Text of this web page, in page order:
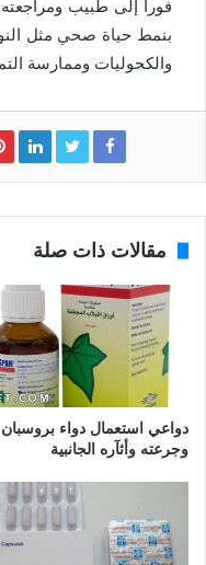
فوراً إلى طبيب ومراجعته
بنمط حياة صحي مثل
والكحوليات وممارسة
مقالات ذات صلة
دواعي استعمال دواء بروسبان
وجرعته وأثآره الجانبية